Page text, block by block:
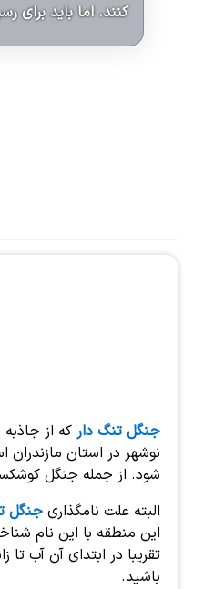
کنند. اما باید برای
جنگل تنگ دار که از
نوشهر در استان
شود. از جمله جنگل
البته علت نامگذاری جنگل
این منطقه با این نام
تقریبا در ابتدای آن آب
باشید.